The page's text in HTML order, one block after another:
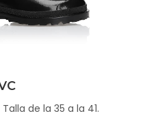
de la 35 a la 41.